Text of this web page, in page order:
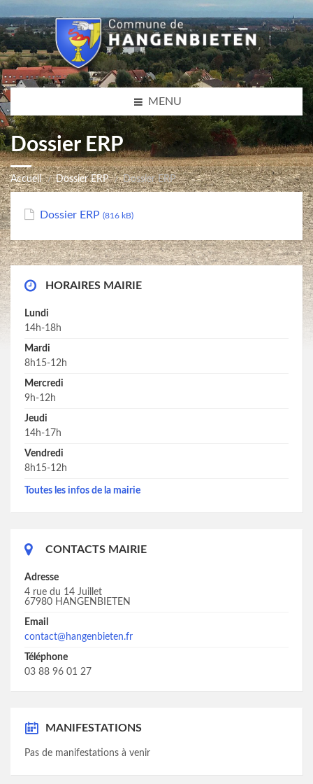
MENU
Dossier ERP
Accueil Dossier ERP Dossier ERP
Dossier ERP (816 kB)
HORAIRES MAIRIE
Lundi
14h-18h
Mardi
8h15-12h
Mercredi
9h-12h
Jeudi
14h-17h
Vendredi
8h15-12h
Toutes les infos de la mairie
CONTACTS MAIRIE
Adresse
4 rue du 14 Juillet
67980 HANGENBIETEN
Email
contact@hangenbieten.fr
Téléphone
03 88 96 01 27
MANIFESTATIONS
Pas de manifestations à venir